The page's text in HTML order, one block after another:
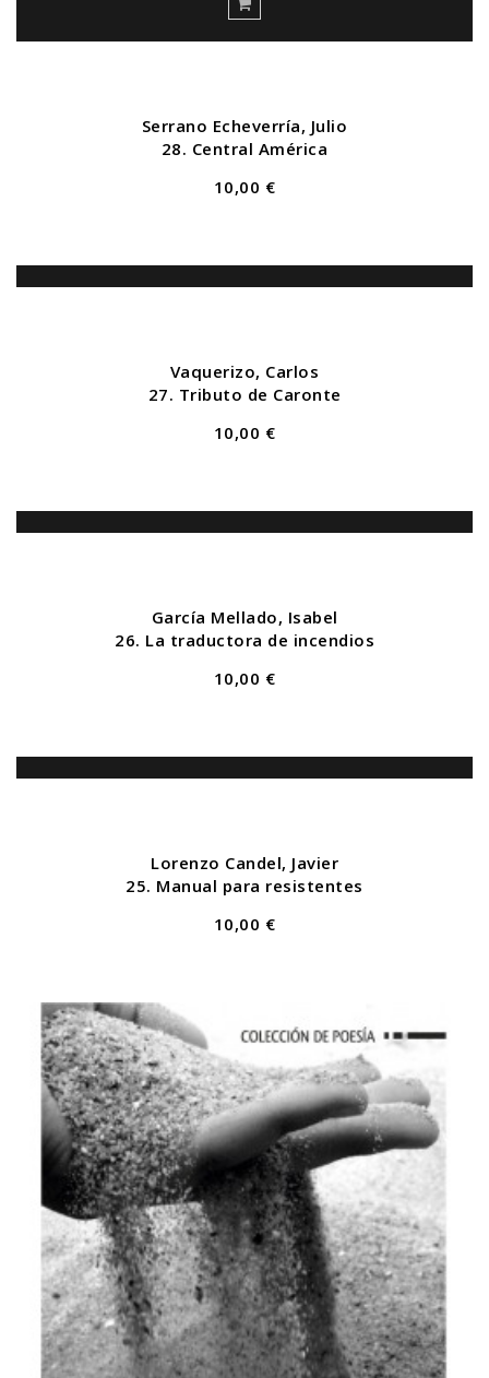
Serrano Echeverría, Julio
28. Central América
10,00 €
Vaquerizo, Carlos
27. Tributo de Caronte
10,00 €
García Mellado, Isabel
26. La traductora de incendios
10,00 €
Lorenzo Candel, Javier
25. Manual para resistentes
10,00 €